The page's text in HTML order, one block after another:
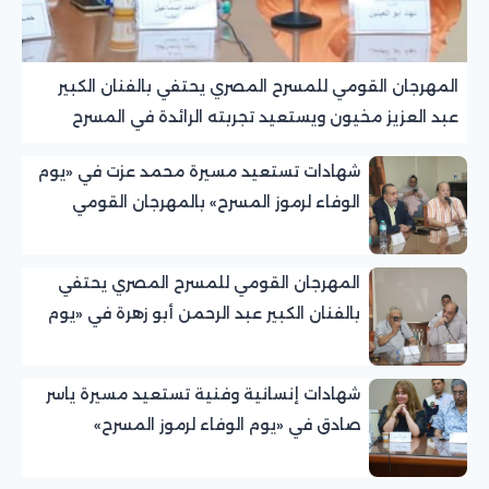
المهرجان القومي للمسرح المصري يحتفي بالفنان الكبير
عبد العزيز مخيون ويستعيد تجربته الرائدة في المسرح
شهادات تستعيد مسيرة محمد عزت في «يوم
الوفاء لرموز المسرح» بالمهرجان القومي
المهرجان القومي للمسرح المصري يحتفي
بالفنان الكبير عبد الرحمن أبو زهرة في «يوم
شهادات إنسانية وفنية تستعيد مسيرة ياسر
صادق في «يوم الوفاء لرموز المسرح»